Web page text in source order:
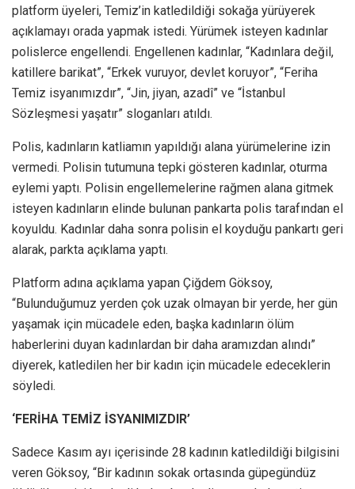
platform üyeleri, Temiz’in katledildiği sokağa yürüyerek
açıklamayı orada yapmak istedi. Yürümek isteyen kadınlar
polislerce engellendi. Engellenen kadınlar, “Kadınlara değil,
katillere barikat”, “Erkek vuruyor, devlet koruyor”, “Feriha
Temiz isyanımızdır”, “Jin, jiyan, azadî” ve “İstanbul
Sözleşmesi yaşatır” sloganları atıldı.
Polis, kadınların katliamın yapıldığı alana yürümelerine izin
vermedi. Polisin tutumuna tepki gösteren kadınlar, oturma
eylemi yaptı. Polisin engellemelerine rağmen alana gitmek
isteyen kadınların elinde bulunan pankarta polis tarafından el
koyuldu. Kadınlar daha sonra polisin el koyduğu pankartı geri
alarak, parkta açıklama yaptı.
Platform adına açıklama yapan Çiğdem Göksoy,
“Bulunduğumuz yerden çok uzak olmayan bir yerde, her gün
yaşamak için mücadele eden, başka kadınların ölüm
haberlerini duyan kadınlardan bir daha aramızdan alındı”
diyerek, katledilen her bir kadın için mücadele edeceklerin
söyledi.
‘FERİHA TEMİZ İSYANIMIZDIR’
Sadece Kasım ayı içerisinde 28 kadının katledildiği bilgisini
veren Göksoy, “Bir kadının sokak ortasında güpegündüz